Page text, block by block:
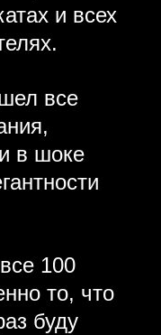
и всех
все
в шоке
100
то, что
буду